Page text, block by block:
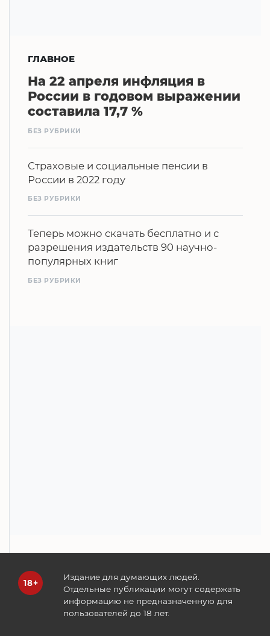
ГЛАВНОЕ
На 22 апреля инфляция в
России в годовом выражении
составила 17,7 %
БЕЗ РУБРИКИ
Страховые и социальные пенсии в
России в 2022 году
БЕЗ РУБРИКИ
Теперь можно скачать бесплатно и с
разрешения издательств 90 научно-
популярных книг
БЕЗ РУБРИКИ
Издание для думающих людей.
Отдельные публикации могут содержать
информацию не предназначенную для
пользователей до 18 лет.